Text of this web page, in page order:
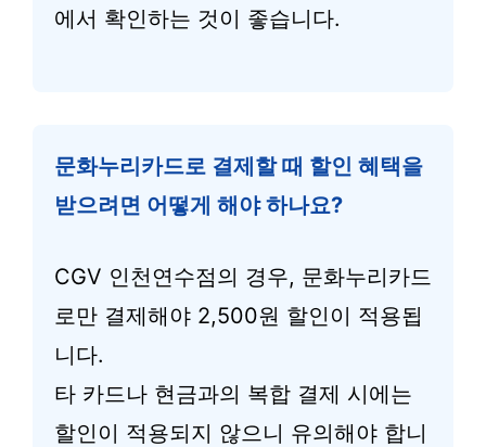
에서 확인하는 것이 좋습니다.
문화누리카드로 결제할 때 할인 혜택을
받으려면 어떻게 해야 하나요?
CGV 인천연수점의 경우, 문화누리카드
로만 결제해야 2,500원 할인이 적용됩
니다.
타 카드나 현금과의 복합 결제 시에는
할인이 적용되지 않으니 유의해야 합니